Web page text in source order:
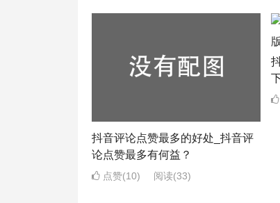
抖音评论点赞最多的好处_抖音评
论点赞最多有何益？
点赞(10) 阅读(33)